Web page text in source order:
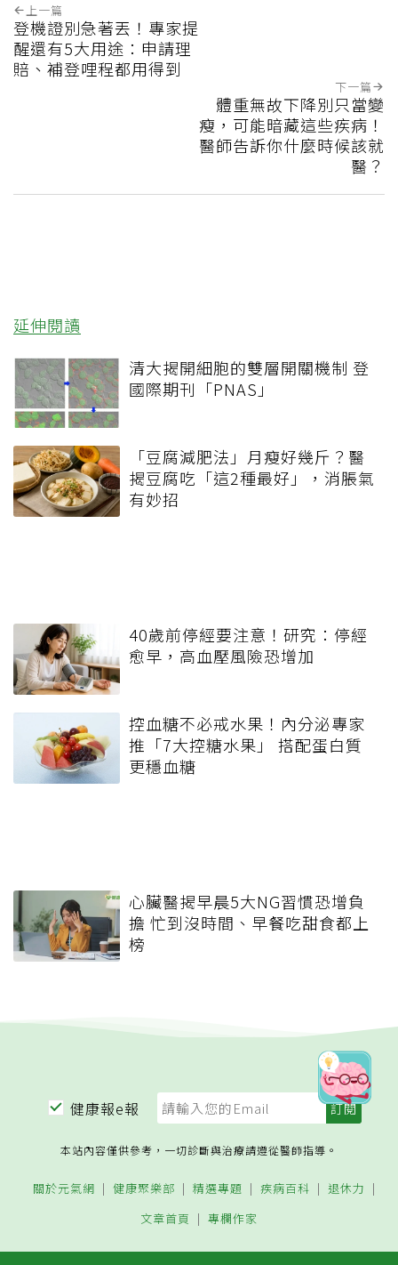
上一篇
登機證別急著丟！專家提
醒還有5大用途：申請理
賠、補登哩程都用得到
下一篇
體重無故下降別只當變
瘦，可能暗藏這些疾病！
醫師告訴你什麼時候該就
醫？
延伸閱讀
清大揭開細胞的雙層開關機制 登
國際期刊「PNAS」
「豆腐減肥法」月瘦好幾斤？醫
揭豆腐吃「這2種最好」，消脹氣
有妙招
40歲前停經要注意！研究：停經
愈早，高血壓風險恐增加
控血糖不必戒水果！內分泌專家
推「7大控糖水果」 搭配蛋白質
更穩血糖
心臟醫揭早晨5大NG習慣恐增負
擔 忙到沒時間、早餐吃甜食都上
榜
健康報e報
本站內容僅供參考，一切診斷與治療請遵從醫師指導。
關於元氣網 健康聚樂部 精選專題 疾病百科
退休力
文章首頁
專欄作家